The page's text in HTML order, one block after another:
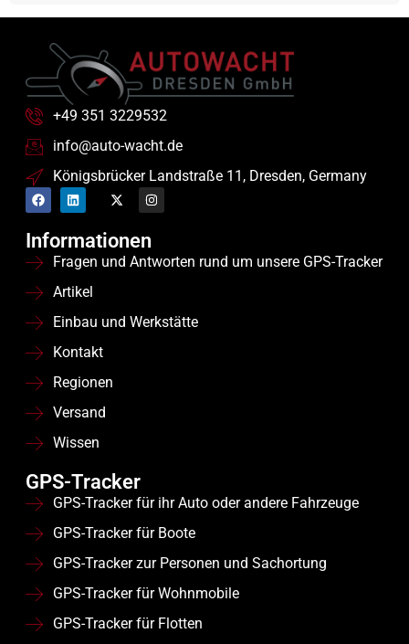
+49 351 3229532
info@auto-wacht.de
Königsbrücker Landstraße 11, Dresden, Germany
Informationen
Fragen und Antworten rund um unsere GPS-Tracker
Artikel
Einbau und Werkstätte
Kontakt
Regionen
Versand
Wissen
GPS-Tracker
GPS-Tracker für ihr Auto oder andere Fahrzeuge
GPS-Tracker für Boote
GPS-Tracker zur Personen und Sachortung
GPS-Tracker für Wohnmobile
GPS-Tracker für Flotten